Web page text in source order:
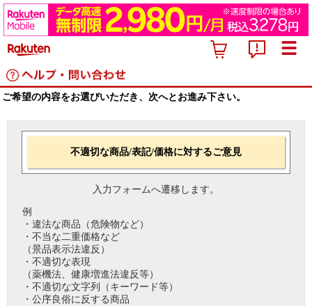
ご希望の内容をお選びいただき、次へとお進み下さい。
不適切な商品/表記/価格に対するご意見
入力フォームへ遷移します。
例
・違法な商品（危険物など）
・不当な二重価格など
（景品表示法違反）
・不適切な表現
（薬機法、健康増進法違反等）
・不適切な文字列（キーワード等）
・公序良俗に反する商品